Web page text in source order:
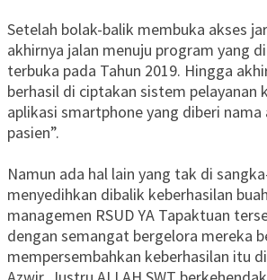
Setelah bolak-balik membuka akses
akhirnya jalan menuju program yang
terbuka pada Tahun 2019. Hingga
berhasil di ciptakan sistem pelayanan
aplikasi smartphone yang diberi nama
pasien”.
Namun ada hal lain yang tak di
menyedihkan dibalik keberhasilan
managemen RSUD YA Tapaktuan
dengan semangat bergelora mereka
mempersembahkan keberhasilan itu